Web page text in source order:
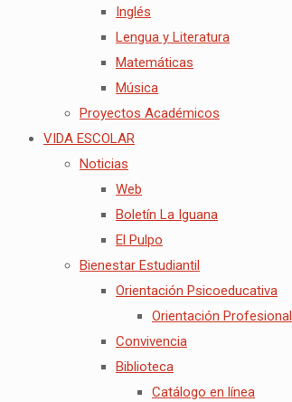
Inglés
Lengua y Literatura
Matemáticas
Música
Proyectos Académicos
VIDA ESCOLAR
Noticias
Web
Boletín La Iguana
El Pulpo
Bienestar Estudiantil
Orientación Psicoeducativa
Orientación Profesional
Convivencia
Biblioteca
Catálogo en línea